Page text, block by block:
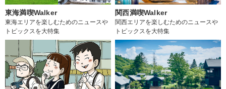
東海満喫Walker
東海エリアを楽しむためのニュースや
トピックスを大特集
関西満喫Walker
関西エリアを楽しむためのニュースや
トピックスを大特集